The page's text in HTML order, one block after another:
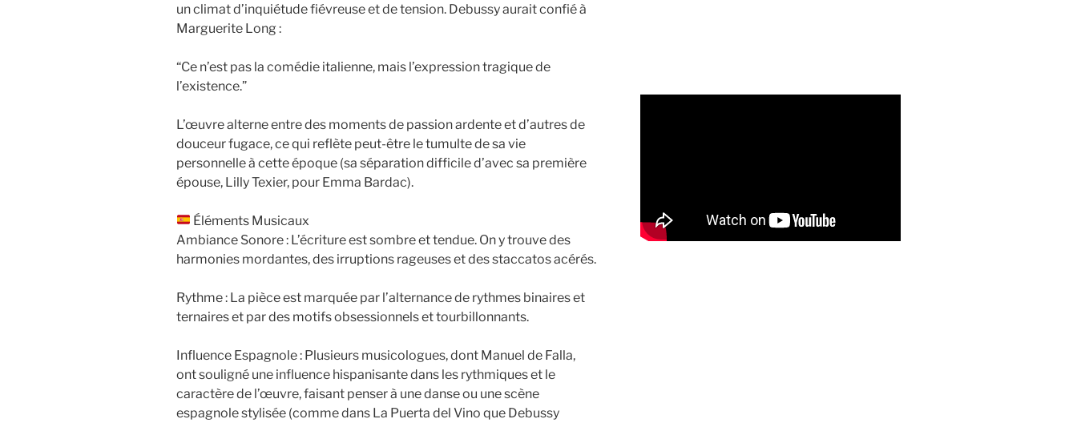
un climat d’inquiétude fiévreuse et de tension. Debussy aurait confié à
Marguerite Long :
“Ce n’est pas la comédie italienne, mais l’expression tragique de
l’existence.”
L’œuvre alterne entre des moments de passion ardente et d’autres de
douceur fugace, ce qui reflète peut-être le tumulte de sa vie
personnelle à cette époque (sa séparation difficile d’avec sa première
épouse, Lilly Texier, pour Emma Bardac).
Éléments Musicaux
Ambiance Sonore : L’écriture est sombre et tendue. On y trouve des
harmonies mordantes, des irruptions rageuses et des staccatos acérés.
Rythme : La pièce est marquée par l’alternance de rythmes binaires et
ternaires et par des motifs obsessionnels et tourbillonnants.
Influence Espagnole : Plusieurs musicologues, dont Manuel de Falla,
ont souligné une influence hispanisante dans les rythmiques et le
caractère de l’œuvre, faisant penser à une danse ou une scène
espagnole stylisée (comme dans La Puerta del Vino que Debussy